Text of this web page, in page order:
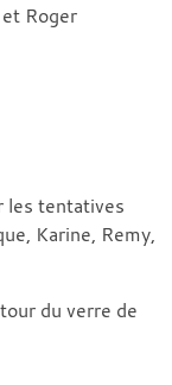
Roger
les tentatives
Karine, Remy,
du verre de